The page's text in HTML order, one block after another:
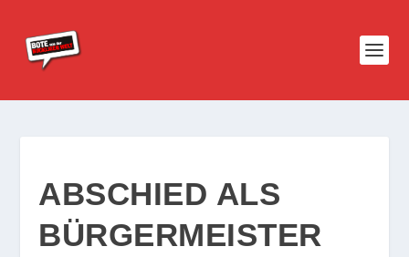
ABSCHIED ALS
BÜRGERMEISTER